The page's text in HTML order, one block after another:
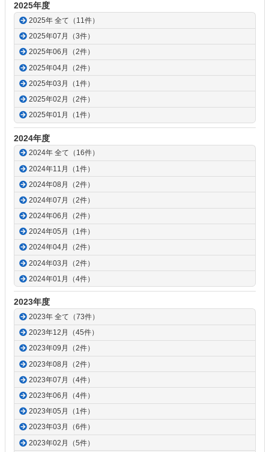
2025年度
2025年 全て（11件）
2025年07月（3件）
2025年06月（2件）
2025年04月（2件）
2025年03月（1件）
2025年02月（2件）
2025年01月（1件）
2024年度
2024年 全て（16件）
2024年11月（1件）
2024年08月（2件）
2024年07月（2件）
2024年06月（2件）
2024年05月（1件）
2024年04月（2件）
2024年03月（2件）
2024年01月（4件）
2023年度
2023年 全て（73件）
2023年12月（45件）
2023年09月（2件）
2023年08月（2件）
2023年07月（4件）
2023年06月（4件）
2023年05月（1件）
2023年03月（6件）
2023年02月（5件）